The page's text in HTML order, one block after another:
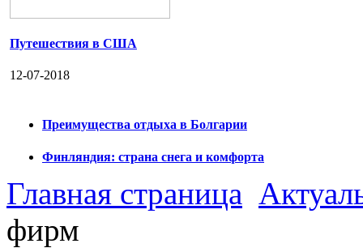
Путешествия в США
12-07-2018
Преимущества отдыха в Болгарии
Финляндия: страна снега и комфорта
Главная страница
фирм